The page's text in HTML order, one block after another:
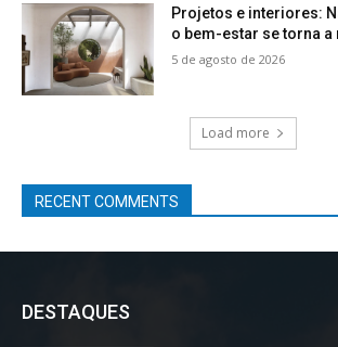
Projetos e interiores:
o bem-estar se torna a
5 de agosto de 2026
Load more
RECENT COMMENTS
DESTAQUES